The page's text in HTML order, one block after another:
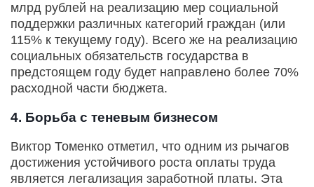
млрд рублей на реализацию мер социальной
поддержки различных категорий граждан (или
115% к текущему году). Всего же на реализацию
социальных обязательств государства в
предстоящем году будет направлено более 70%
расходной части бюджета.
4. Борьба с теневым бизнесом
Виктор Томенко отметил, что одним из рычагов
достижения устойчивого роста оплаты труда
является легализация заработной платы. Эта